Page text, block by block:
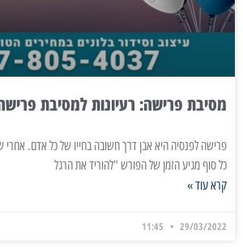
מסיבת פרישה: רעיונות למסיבת
פרישה לפנסיה היא אבן דרך חשובה בחייו של כל אדם. אחרי
כל סוף מגיע הזמן של הפורש "להוריד את הרגל
קרא עוד »
29/03/2022